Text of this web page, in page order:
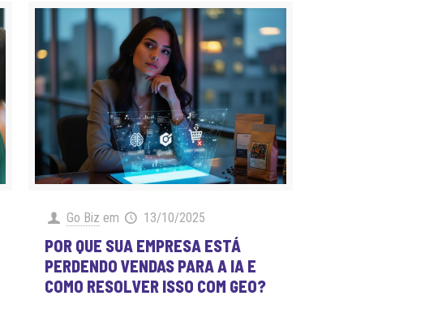
Go Biz em 13/10/2025
POR QUE SUA EMPRESA ESTÁ
PERDENDO VENDAS PARA A IA E
COMO RESOLVER ISSO COM GEO?